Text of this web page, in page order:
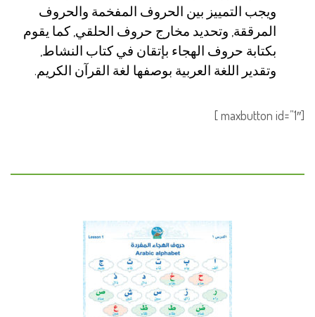
ويجب التمييز بين الحروف المفخمة والحروف
المرققة, وتحديد مخارج حروف الحلقي, كما يقوم
بكتابة حروف الهجاء بإتقان في كتاب النشاط,
وتقدير اللغة العربية بوصفها لغة القرآن الكريم.
[maxbutton id=”1″ ]